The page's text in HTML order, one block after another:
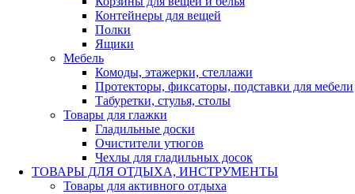
Контейнеры для вещей
Полки
Ящики
Мебель
Комоды, этажерки, стеллажи
Протекторы, фиксаторы, подставки для мебели
Табуретки, стулья, столы
Товары для глажки
Гладильные доски
Очистители утюгов
Чехлы для гладильных досок
ТОВАРЫ ДЛЯ ОТДЫХА, ИНСТРУМЕНТЫ
Товары для активного отдыха